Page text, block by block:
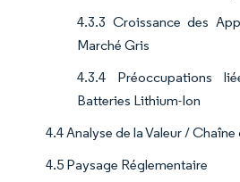
4.3.3 Croissance des
Marché Gris
4.3.4 Préoccupations
Batteries Lithium-Ion
4.4 Analyse de la Valeur /
4.5 Paysage Réglementaire